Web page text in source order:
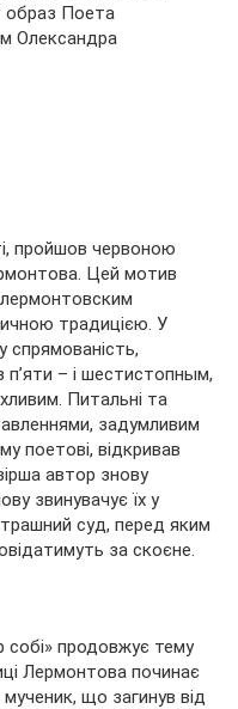
образ Поета
Олександра
пройшов червоною
Цей мотив
традицією. У
спрямованість,
– і шестистопным,
Питальні та
задумливим
поетові, відкривав
автор знову
звинувачує їх у
суд, перед яким
за скоєне.
собі» продовжує тему
Лермонтова починає
що загинув від